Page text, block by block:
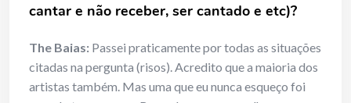
cantar e não receber, ser cantado e etc)?
The Baias: Passei praticamente por todas as situações
citadas na pergunta (risos). Acredito que a maioria dos
artistas também. Mas uma que eu nunca esqueço foi